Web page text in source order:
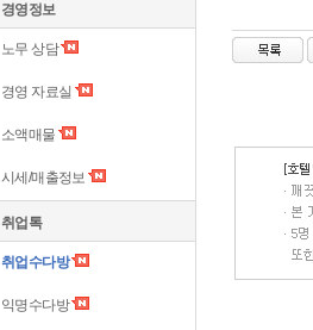
경영정보
노무 상담
경영 자료실
소액매물
시세/매출정보
취업톡
취업수다방
익명수다방